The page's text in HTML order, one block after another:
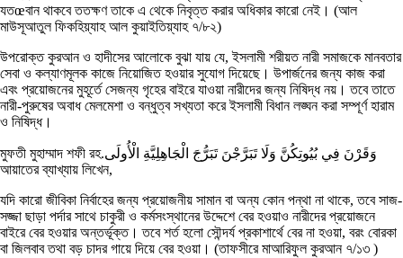
যতœবান থাকবে ততক্ষণ তাকে এ থেকে নিবৃত্ত করার অধিকার কারো নেই। (আল
মাউসূআতুল ফিকহিয়্যাহ আল কুয়াইতিয়্যাহ ৭/৮২)
উপরোক্ত কুরআন ও হাদীসের আলোকে বুঝা যায় যে, ইসলামী শরীয়ত নারী সমাজকে মানবতার
সেবা ও কল্যাণমূলক কাজে নিয়োজিত হওয়ার সুযোগ দিয়েছে। উপার্জনের জন্য কাজ করা
এবং প্রয়োজনের মুহূর্তে সেজন্য গৃহের বাইরে যাওয়া নারীদের জন্য নিষিদ্ধ নয়। তবে তাতে
নারী-পুরুষের অবাধ মেলমেশা ও বন্ধুত্ব সখ্যতা করে ইসলামী বিধান লঙ্ঘন করা সম্পূর্ণ হারাম
ও নিষিদ্ধ।
মুফতী মুহাম্মাদ শফী রহ.وَقَرْنَ فِي بُيُوتِكُنَّ وَلَا تَبَرَّجْنَ تَبَرُّجَ الْجَاهِلِيَّةِ الْأُولَى
আয়াতের ব্যাখ্যায় লিখেন,
যদি কারো জীবিকা নির্বাহের জন্য প্রয়োজনীয় সামান বা অন্য কোন পন্থা না থাকে, তবে সাজ-
সজ্জা ছাড়া পর্দার সাথে চাকুরী ও কর্মসংস্থানের উদ্দেশে বের হওয়াও নারীদের প্রয়োজনে
বাইরে বের হওয়ার অন্তর্ভূক্ত। তবে শর্ত হলো সৌন্দর্য প্রকাশার্থে বের না হওয়া, বরং বোরকা
বা জিলবাব তথা বড় চাদর গায়ে দিয়ে বের হওয়া। (তাফসীরে মাআরিফুল কুরআন ৭/১৩ )